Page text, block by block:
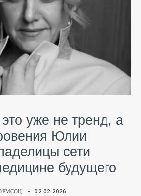
уже не тренд, а
Юлии
сети
будущего
• 02.02.2026